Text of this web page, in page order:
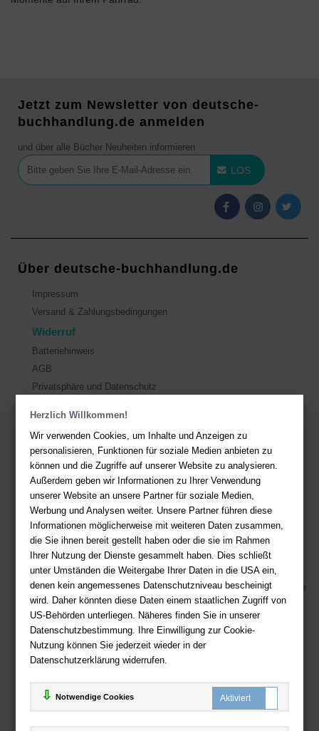
Herzlich Willkommen!
Wir verwenden Cookies, um Inhalte und Anzeigen zu
personalisieren, Funktionen für soziale Medien anbieten zu
können und die Zugriffe auf unserer Website zu analysieren.
Außerdem geben wir Informationen zu Ihrer Verwendung
unserer Website an unsere Partner für soziale Medien,
Werbung und Analysen weiter. Unsere Partner führen diese
Informationen möglicherweise mit weiteren Daten zusammen,
die Sie ihnen bereit gestellt haben oder die sie im Rahmen
Ihrer Nutzung der Dienste gesammelt haben. Dies schließt
unter Umständen die Weitergabe Ihrer Daten in die USA ein,
denen kein angemessenes Datenschutzniveau bescheinigt
wird. Daher könnten diese Daten einem staatlichen Zugriff von
US-Behörden unterliegen. Näheres finden Sie in unserer
Datenschutzbestimmung. Ihre Einwilligung zur Cookie-
Nutzung können Sie jederzeit wieder in der
Datenschutzerklärung widerrufen.
Notwendige Cookies
Jetzt zum Newsletter von deutsche-
buchhandlung.de anmelden
und über alle Bücher Neuheiten informieren
LOS
Über deutsche-buchhandlung.de
Impressum
Versand & Zahlungsbedingungen
Widerruf
Batteriehinweis
AGB
Privatsphäre und Datenschutz
Sie haben Fragen? Hier finden Sie Antworten auf häufig gestellte
Fragen.
Fragen per E-Mail: service@deutsche-buchhandlung.de
Telefon: +49 (0)511 - 982 684 41
Ihre Vorteile bei uns
Kostenloser Versand ab 36,- EUR Bestellwert
Sicherer Online Shop und Zahlung mit SSL-Verschlüsselung
Viele Zahlungsmethoden wie PayPal, Amazon Payment, Vorkasse
Zahlweisen